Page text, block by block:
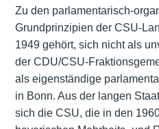
Zu den parlamentarisch-
Grundprinzipien der CSU-
1949 gehört, sich nicht als
der CDU/CSU-
als eigenständige
in Bonn. Aus der langen
sich die CSU, die in den